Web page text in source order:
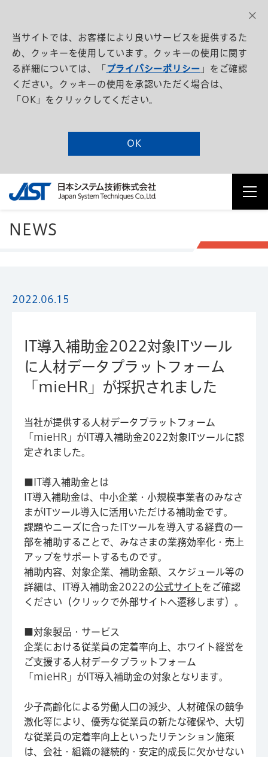
当サイトでは、お客様により良いサービスを提供するた
め、クッキーを使用しています。クッキーの使用に関す
る詳細については、「 プライバシーポリシー 」をご確認
ください。クッキーの使用を承認いただく場合は、
「OK」をクリックしてください。
OK
NEWS
2022.06.15
IT導入補助金2022対象ITツール
に人材データプラットフォーム
「mieHR」が採択されました
当社が提供する人材データプラットフォーム
「mieHR」がIT導入補助金2022対象ITツールに認
定されました。
■IT導入補助金とは
IT導入補助金は、中小企業・小規模事業者のみなさ
まがITツール導入に活用いただける補助金です。
課題やニーズに合ったITツールを導入する経費の一
部を補助することで、みなさまの業務効率化・売上
アップをサポートするものです。
補助内容、対象企業、補助金額、スケジュール等の
詳細は、IT導入補助金2022の公式サイトをご確認
ください（クリックで外部サイトへ遷移します）。
■対象製品・サービス
企業における従業員の定着率向上、ホワイト経営を
ご支援する人材データプラットフォーム
「mieHR」がIT導入補助金の対象となります。
少子高齢化による労働人口の減少、人材確保の競争
激化等により、優秀な従業員の新たな確保や、大切
な従業員の定着率向上といったリテンション施策
は、会社・組織の継続的・安定的成長に欠かせない